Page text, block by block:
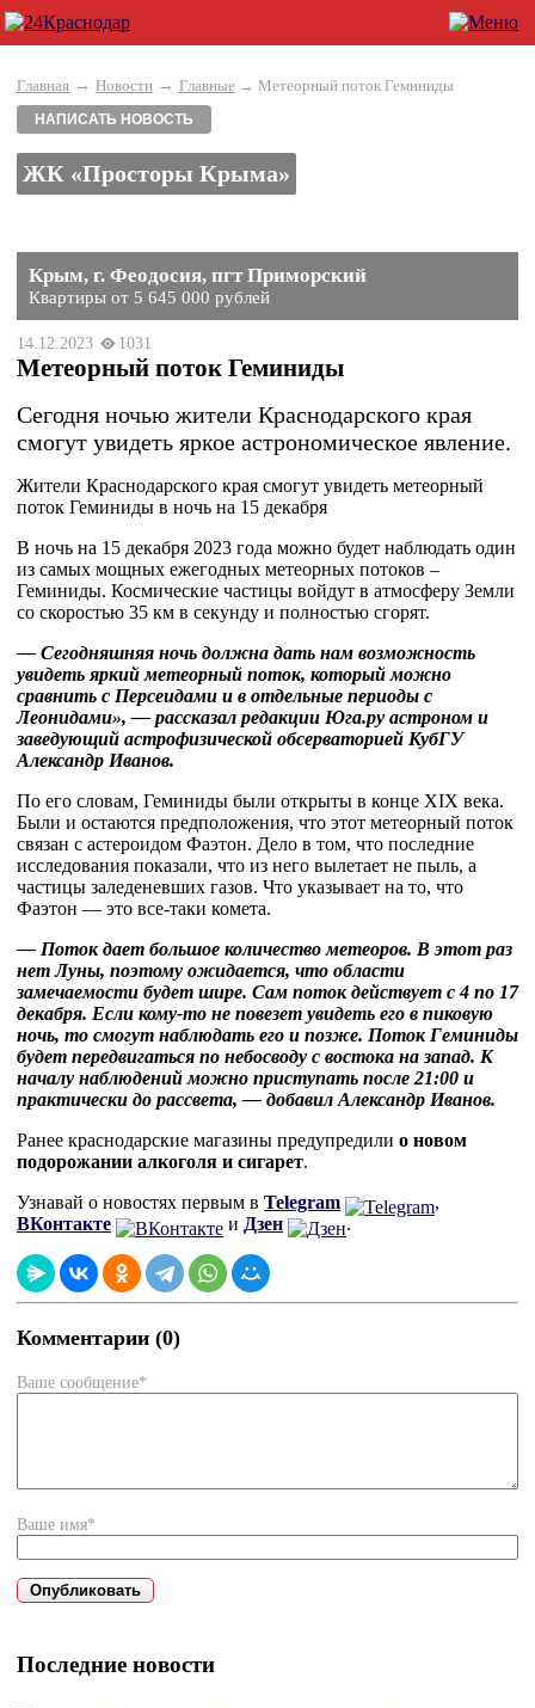
Главная → Новости → Главные → Метеорный поток Геминиды
НАПИСАТЬ НОВОСТЬ
ЖК «Просторы Крыма»
Крым, г. Феодосия, пгт Приморский
Квартиры от 5 645 000 рублей
14.12.2023 1031
Метеорный поток Геминиды
Сегодня ночью жители Краснодарского края
смогут увидеть яркое астрономическое явление.
Жители Краснодарского края смогут увидеть метеорный
поток Геминиды в ночь на 15 декабря
В ночь на 15 декабря 2023 года можно будет наблюдать один
из самых мощных ежегодных метеорных потоков –
Геминиды. Космические частицы войдут в атмосферу Земли
со скоростью 35 км в секунду и полностью сгорят.
— Сегодняшняя ночь должна дать нам возможность
увидеть яркий метеорный поток, который можно
сравнить с Персеидами и в отдельные периоды с
Леонидами», — рассказал редакции Юга.ру астроном и
заведующий астрофизической обсерваторией КубГУ
Александр Иванов.
По его словам, Геминиды были открыты в конце XIX века.
Были и остаются предположения, что этот метеорный поток
связан с астероидом Фаэтон. Дело в том, что последние
исследования показали, что из него вылетает не пыль, а
частицы заледеневших газов. Что указывает на то, что
Фаэтон — это все-таки комета.
— Поток дает большое количество метеоров. В этот раз
нет Луны, поэтому ожидается, что области
замечаемости будет шире. Сам поток действует с 4 по 17
декабря. Если кому-то не повезет увидеть его в пиковую
ночь, то смогут наблюдать его и позже. Поток Геминиды
будет передвигаться по небосводу с востока на запад. К
началу наблюдений можно приступать после 21:00 и
практически до рассвета, — добавил Александр Иванов.
Ранее краснодарские магазины предупредили о новом
подорожании алкоголя и сигарет.
Узнавай о новостях первым в Telegram
,
ВКонтакте
и Дзен .
Комментарии (0)
Ваше сообщение*
Ваше имя*
Последние новости